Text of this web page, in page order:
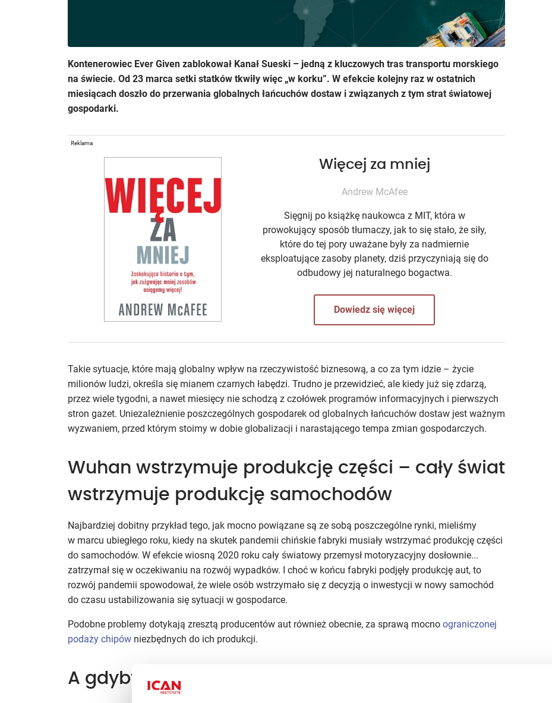
Kontenerowiec Ever Given zablokował Kanał Sueski – jedną z kluczowych tras transportu morskiego
na świecie. Od 23 marca setki statków tkwiły więc „w korku”. W efekcie kolejny raz w ostatnich
miesiącach doszło do przerwania globalnych łańcuchów dostaw i związanych z tym strat światowej
gospodarki.
Reklama
Więcej za mniej
Andrew McAfee
Sięgnij po książkę naukowca z MIT, która w
prowokujący sposób tłumaczy, jak to się stało, że siły,
które do tej pory uważane były za nadmiernie
eksploatujące zasoby planety, dziś przyczyniają się do
odbudowy jej naturalnego bogactwa.
Dowiedz się więcej
Takie sytuacje, które mają globalny wpływ na rzeczywistość biznesową, a co za tym idzie – życie
milionów ludzi, określa się mianem czarnych łabędzi. Trudno je przewidzieć, ale kiedy już się zdarzą,
przez wiele tygodni, a nawet miesięcy nie schodzą z czołówek programów informacyjnych i pierwszych
stron gazet. Uniezależnienie poszczególnych gospodarek od globalnych łańcuchów dostaw jest ważnym
wyzwaniem, przed którym stoimy w dobie globalizacji i narastającego tempa zmian gospodarczych.
Wuhan wstrzymuje produkcję części – cały świat
wstrzymuje produkcję samochodów
Najbardziej dobitny przykład tego, jak mocno powiązane są ze sobą poszczególne rynki, mieliśmy
w marcu ubiegłego roku, kiedy na skutek pandemii chińskie fabryki musiały wstrzymać produkcję części
do samochodów. W efekcie wiosną 2020 roku cały światowy przemysł motoryzacyjny dosłownie...
zatrzymał się w oczekiwaniu na rozwój wypadków. I choć w końcu fabryki podjęły produkcję aut, to
rozwój pandemii spowodował, że wiele osób wstrzymało się z decyzją o inwestycji w nowy samochód
do czasu ustabilizowania się sytuacji w gospodarce.
Podobne problemy dotykają zresztą producentów aut również obecnie, za sprawą mocno ograniczonej
podaży chipów niezbędnych do ich produkcji.
A gdyby dziś przestał działać internet?